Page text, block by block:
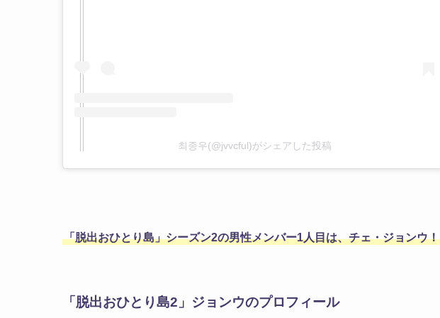
최종우(@jvvcful)がシェアした投稿
「脱出おひとり島」シーズン2の男性メンバー1人目は、チェ・ジョンウ！
「脱出おひとり島2」ジョンウのプロフィール